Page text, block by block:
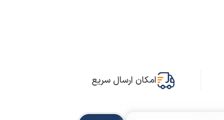
امکان ارسال سریع